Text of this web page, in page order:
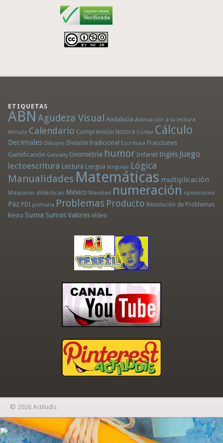
ETIQUETAS
ABN Agudeza Visual Andalucía Animación a la lectura
Artículo Calendario Comprensión lectora Contar Cálculo
Decimales Dibujos División tradicional Escritura Fracciones
Gamificación Genially Geometría humor Infantil Inglés Juego
lectoescritura Lectura Lengua lenguaje Lógica
Manualidades Matemáticas multiplicación
Máquinas didácticas México Navidad numeración operaciones
Paz PDI primaria Problemas Producto Resolución de Problemas
Resta Suma Sumas Valores vídeo
© 2026 Actiludis
×